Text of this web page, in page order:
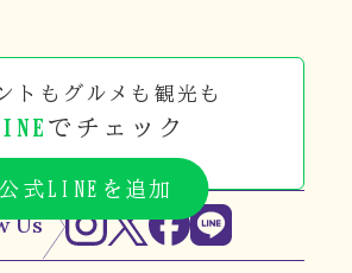
トもグルメも観光も
でチェック
公式LINEを追加
Us